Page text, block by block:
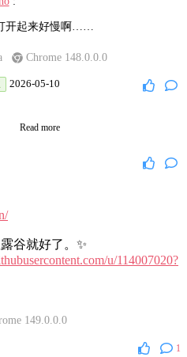
开起来好慢啊……
Chrome 148.0.0.0
2026-05-10
的问题
8秒
Microsoft Edge 143.0.0.0
Read more
谷就好了。✨
u/114007020?
149.0.0.0
1